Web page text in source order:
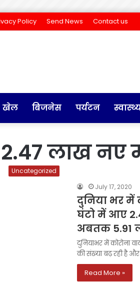
Policy Send News Contact us
खेल बिजनेस पर्यटन
लाख नए
Uncategorized
July 17, 2020
दुनिया भर में
घंटो में आए
अबतक 5.91
दुनियाभर में कोरोना
की संख्या बढ़ रही है
Read More »